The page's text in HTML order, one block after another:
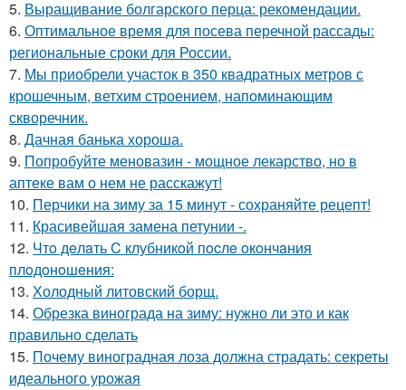
5. Выращивание болгарского перца: рекомендации.
6. Оптимальное время для посева перечной рассады:
региональные сроки для России.
7. Мы приобрели участок в 350 квадратных метров с
крошечным, ветхим строением, напоминающим
скворечник.
8. Дачная банька хороша.
9. Попробуйте меновазин - мощное лекарство, но в
аптеке вам о нем не расскажут!
10. Перчики на зиму за 15 минут - сохраняйте рецепт!
11. Красивейшая замена петунии -.
12. Чтo дeлaть C клубникoй пocлe oкoнчaния
плoдoнoшeния:
13. Холодный литовский борщ.
14. Обрезка винограда на зиму: нужно ли это и как
правильно сделать
15. Почему виноградная лоза должна страдать: секреты
идеального урожая